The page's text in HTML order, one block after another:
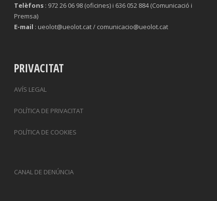
Telèfons : 972 26 06 98 (oficines) i 636 052 884 (Comunicació i
Premsa)
E-mail : ueolot@ueolot.cat / comunicacio@ueolot.cat
PRIVACITAT
AVÍS LEGAL
POLÍTICA DE PRIVACITAT
POLÍTICA DE COOKIES
CANAL DE DENÚNCIA